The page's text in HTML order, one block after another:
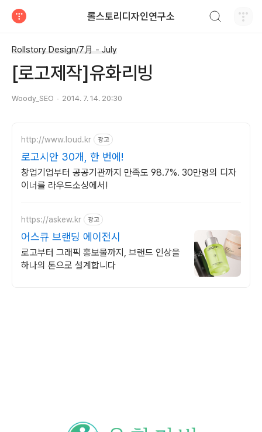
롤스토리디자인연구소
Rollstory Design/7月 - July
[로고제작]유화리빙
Woody_SEO 2014. 7. 14. 20:30
http://www.loud.kr 광고
로고시안 30개, 한 번에!
창업기업부터 공공기관까지 만족도 98.7%. 30만명의 디자
이너를 라우드소싱에서!
https://askew.kr 광고
어스큐 브랜딩 에이전시
로고부터 그래픽 홍보물까지, 브랜드 인상을
하나의 톤으로 설계합니다